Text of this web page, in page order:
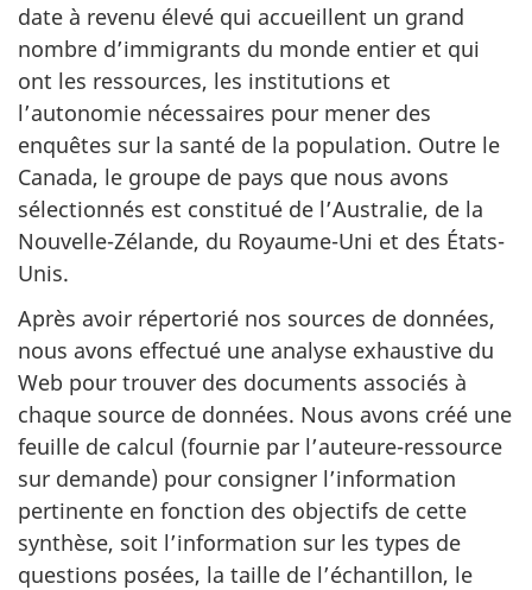
date à revenu élevé qui accueillent un grand
nombre d’immigrants du monde entier et qui
ont les ressources, les institutions et
l’autonomie nécessaires pour mener des
enquêtes sur la santé de la population. Outre le
Canada, le groupe de pays que nous avons
sélectionnés est constitué de l’Australie, de la
Nouvelle-Zélande, du Royaume-Uni et des États-
Unis.
Après avoir répertorié nos sources de données,
nous avons effectué une analyse exhaustive du
Web pour trouver des documents associés à
chaque source de données. Nous avons créé une
feuille de calcul (fournie par l’auteure-ressource
sur demande) pour consigner l’information
pertinente en fonction des objectifs de cette
synthèse, soit l’information sur les types de
questions posées, la taille de l’échantillon, le